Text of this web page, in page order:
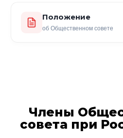
Положение
об Общественном совете
Члены
совета при